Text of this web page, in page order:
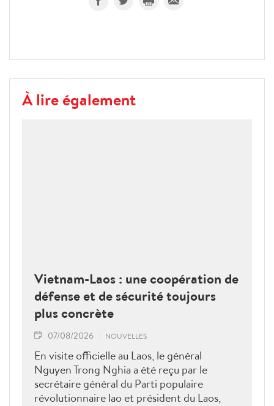
À lire également
Vietnam-Laos : une coopération de
défense et de sécurité toujours
plus concrète
07/08/2026 NOUVELLES
En visite officielle au Laos, le général
Nguyen Trong Nghia a été reçu par le
secrétaire général du Parti populaire
révolutionnaire lao et président du Laos,